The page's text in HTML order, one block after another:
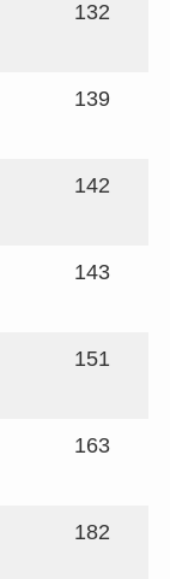
132
139
142
143
151
163
182